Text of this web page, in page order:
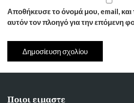
Αποθήκευσε το όνομά μου, email, και
αυτόν τον πλοηγό για την επόμενη
Ποιοι ειμαστε